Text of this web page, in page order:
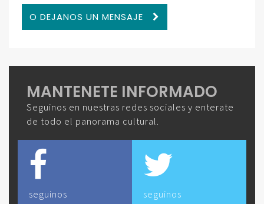
O DEJANOS UN MENSAJE
MANTENETE INFORMADO
Seguinos en nuestras redes sociales y enterate
de todo el panorama cultural.
seguinos seguinos